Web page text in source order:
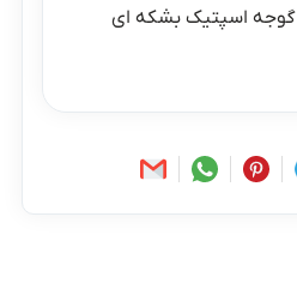
اسپتیک بشکه ای